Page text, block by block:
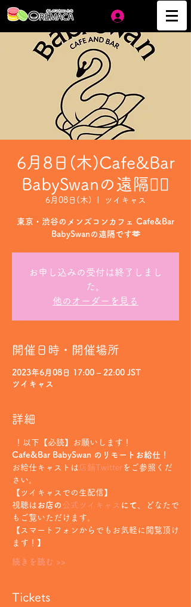
6月8日(木)Cafe&Bar
BabySwanの遠隔❤️‍🔥
6月08日(木) ツイキャス
東京・渋谷のメンズコンカフェ Cafe&Bar
BabySwanの遠隔です🫶
お申し込みの受付は終了しまし
た。
他のオーダーを見る
開催日時・開催場所
2023年6月08日 17:00 – 22:00 JST
ツイキャス
詳細
！以下【必読】お願いします！
Cafe&Bar BabySwan のリモートお給仕！
お給仕キャストは 店鋪Twitter をご参照くだ
さい。
【ツイキャスでの生配信】
視聴は お店の 公式ツイキャス にて 、どなたで
もご覧いただけます。
【スマートフォンからでもお気軽に閲覧頂け
ます！】
続きを読む >>
Tickets